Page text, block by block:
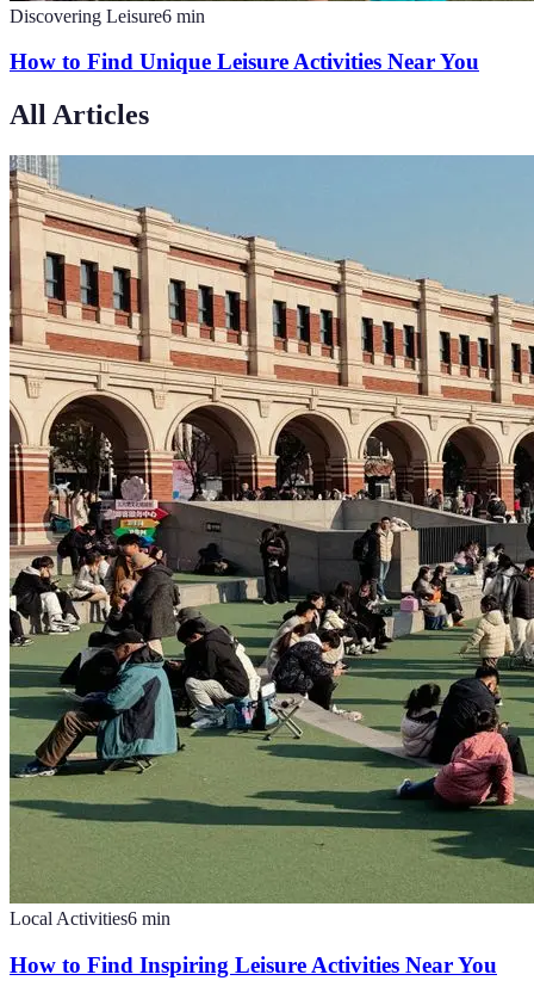
Discovering Leisure6 min
How to Find Unique Leisure Activities Near You
All Articles
Local Activities6 min
How to Find Inspiring Leisure Activities Near You